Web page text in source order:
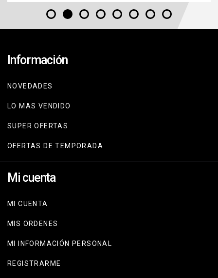
Información
NOVEDADES
LO MAS VENDIDO
SUPER OFERTAS
OFERTAS DE TEMPORADA
Mi cuenta
MI CUENTA
MIS ORDENES
MI INFORMACIÓN PERSONAL
REGISTRARME